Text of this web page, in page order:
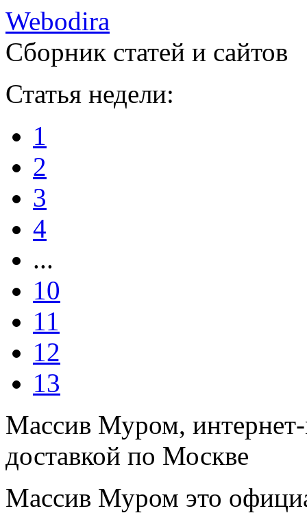
Webodira
Сборник статей и сайтов
Статья недели:
1
2
3
4
...
10
11
12
13
Массив Муром, интернет-
доставкой по Москве
Массив Муром это